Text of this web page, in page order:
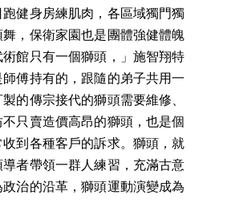
健身房練肌肉，各區域獨門獨
，保衛家園也是團體強健體魄
館只有一個獅頭，」施智翔特
傅持有的，跟隨的弟子共用一
的傳宗接代的獅頭需要維修、
只賣造價高昂的獅頭，也是個
到各種客戶的訴求。獅頭，就
者帶領一群人練習，充滿古意
治的沿革，獅頭運動演變成為